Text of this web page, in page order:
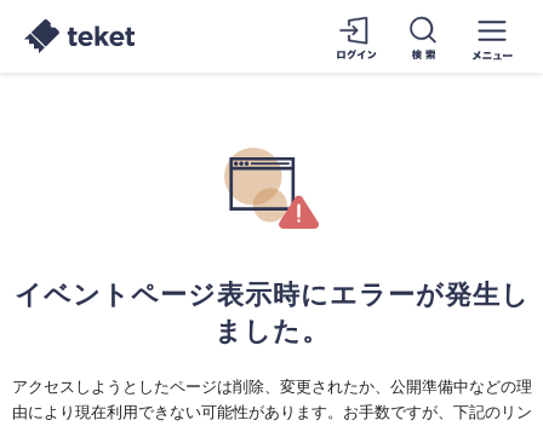
イベントページ表示時にエラーが発生し
ました。
アクセスしようとしたページは削除、変更されたか、公開準備中などの理
由により現在利用できない可能性があります。お手数ですが、下記のリン